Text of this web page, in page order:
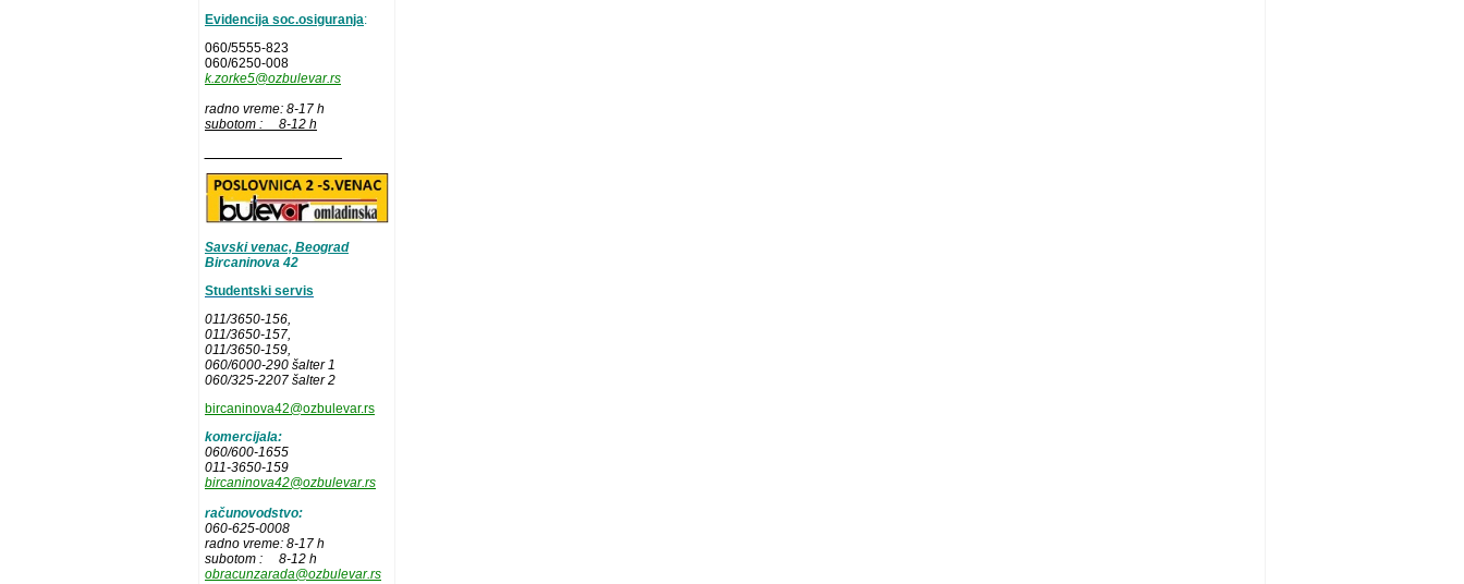
Evidencija soc.osiguranja:
060/5555-823
060/6250-008
k.zorke5@ozbulevar.rs
radno vreme: 8-17 h
subotom : 8-12 h
Savski venac, Beograd
Bircaninova 42
Studentski servis
011/3650-156,
011/3650-157,
011/3650-159,
060/6000-290 šalter 1
060/325-2207 šalter 2
bircaninova42@ozbulevar.rs
komercijala:
060/600-1655
011-3650-159
bircaninova42@ozbulevar.rs
računovodstvo:
060-625-0008
radno vreme: 8-17 h
subotom : 8-12 h
obracunzarada@ozbulevar.rs